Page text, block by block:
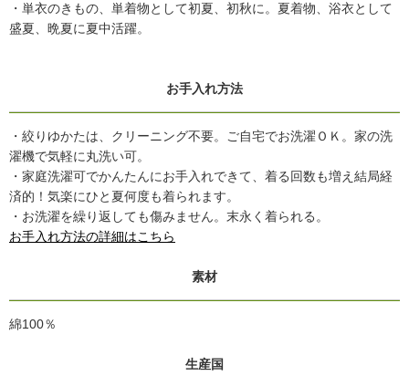
・単衣のきもの、単着物として初夏、初秋に。夏着物、浴衣として
盛夏、晩夏に夏中活躍。
お手入れ方法
・絞りゆかたは、クリーニング不要。ご自宅でお洗濯ＯＫ。家の洗
濯機で気軽に丸洗い可。
・家庭洗濯可でかんたんにお手入れできて、着る回数も増え結局経
済的！気楽にひと夏何度も着られます。
・お洗濯を繰り返しても傷みません。末永く着られる。
お手入れ方法の詳細はこちら
素材
綿100％
生産国